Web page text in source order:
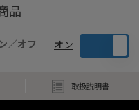
品
／オフ オン
取扱説明書